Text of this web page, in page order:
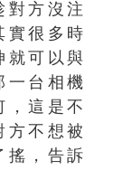
對方沒注
實很多時
就可以與
一台相機
，這是不
方不想被
搖，告訴